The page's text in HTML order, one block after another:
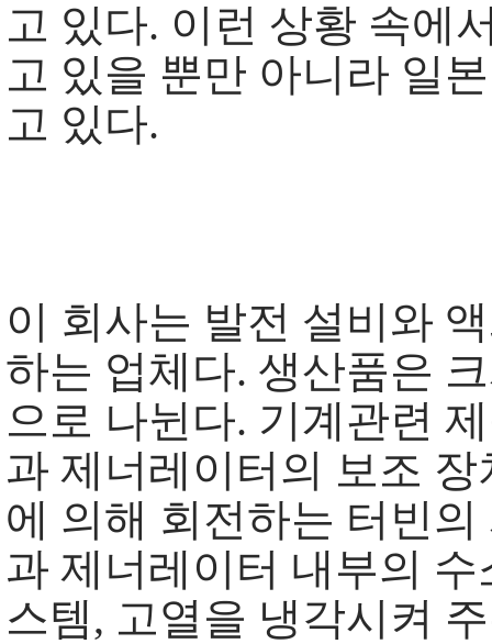
고 있다. 이런 상황 속에
고 있을 뿐만 아니라 일
고 있다.
이 회사는 발전 설비와
하는 업체다. 생산품은
으로 나뉜다. 기계관련
과 제너레이터의 보조
에 의해 회전하는 터빈
과 제너레이터 내부의
스템, 고열을 냉각시켜